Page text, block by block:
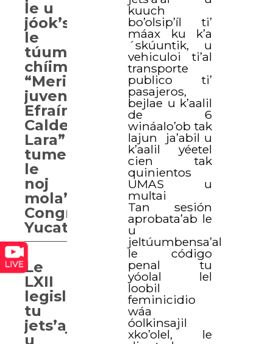
kuuch
bo’olsip’íl ti’
máax ku k’a
´skúuntik, u
vehiculoi ti’al
transporte
publico ti’
pasajeros,
bejlae u k’aalil
de 6
wináalo’ob tak
lajun ja’abil u
k’aalil yéetel
cien tak
quinientos
UMAS u
multai
Tan sesión
aprobata’ab le
u
jeltúumbensa’al
le código
penal tu
yóolal lel
loobil
feminicidio
wáa
óolkinsajil
xko’olel, le
le u
jóok’sa’al
le
túumben
chíimpolal
“Merito
juvenil
Efraín
Calderón
Lara”
tumen
le
noj
mola’ay
Congreso
Yucatán
Le
LXII
legislatura
tu
jets’aj
u